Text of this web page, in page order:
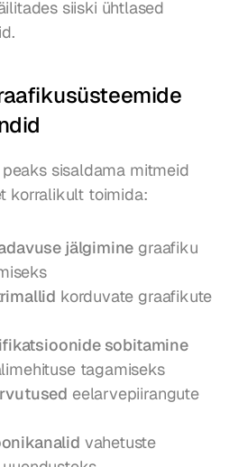
siiski ühtlased
sisaldama mitmeid
korralikult toimida:
jälgimine graafiku
korduvate graafikute
sobitamine
tagamiseks
eelarvepiirangute
vahetuste